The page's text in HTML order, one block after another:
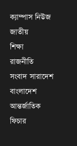
ক্যাম্পাস নিউজ
জাতীয়
শিক্ষা
রাজনীতি
সংবাদ সারাদেশ
বাংলাদেশ
আন্তর্জাতিক
ফিচার